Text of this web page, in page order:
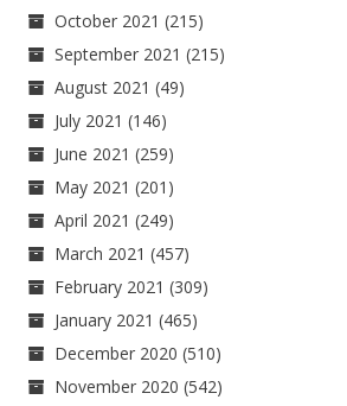
October 2021 (215)
September 2021 (215)
August 2021 (49)
July 2021 (146)
June 2021 (259)
May 2021 (201)
April 2021 (249)
March 2021 (457)
February 2021 (309)
January 2021 (465)
December 2020 (510)
November 2020 (542)